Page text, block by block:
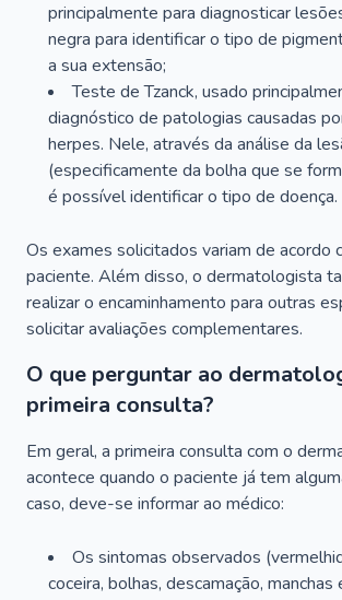
principalmente para diagnosticar
negra para identificar o tipo de
a sua extensão;
Teste de Tzanck, usado
diagnóstico de patologias causadas
herpes. Nele, através da análise da
(especificamente da bolha que se
é possível identificar o tipo de doença.
Os exames solicitados variam de acordo
paciente. Além disso, o dermatologista
realizar o encaminhamento para outras
solicitar avaliações complementares.
O que perguntar ao
primeira consulta?
Em geral, a primeira consulta com o
acontece quando o paciente já tem
caso, deve-se informar ao médico:
Os sintomas observados
coceira, bolhas, descamação, manchas